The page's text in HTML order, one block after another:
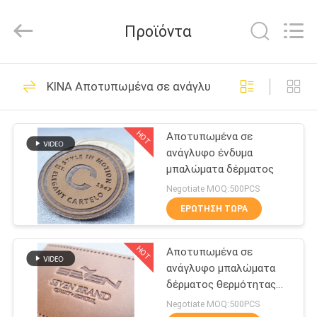
ΣΠΊΤΙ
ΠΡΟΪΌΝΤΑ
ΠΕΡΊΠΟΥ
ΕΜΕΊΣ
ΓΎΡΟΣ
ΕΡΓΟΣΤΑΣΊΩΝ
ΠΟΙΟΤΙΚΌΣ
Accessories
Co.,Ltd.
Reserved.
Ντύνοντας
ετικέτες ετικεττών
37
Ετικέτες ιματισμού
εκτύπωσης οθόνης
37
Προϊόντα
ΚΙΝΑ Αποτυπωμένα σε ανάγλυφο μπαλώματα
HOT
Αποτυπωμένα σε
ανάγλυφο ένδυμα
μπαλώματα δέρματος
Negotiate MOQ:500PCS
ΕΡΏΤΗΣΗ ΤΏΡΑ
HOT
Αποτυπωμένα σε
ανάγλυφο μπαλώματα
δέρματος θερμότητας
Τύπος
Negotiate MOQ:500PCS